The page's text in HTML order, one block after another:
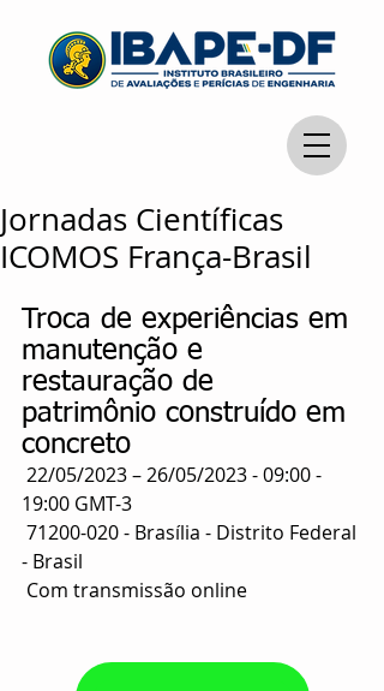
Jornadas Científicas
ICOMOS França-Brasil
Troca de experiências em
manutenção e
restauração de
patrimônio construído em
concreto
19:00 GMT-3
- Brasil
Com transmissão online